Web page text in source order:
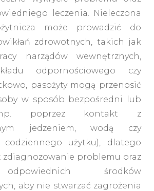
leczenia. Nieleczona
może prowadzić do
zdrowotnych, takich jak
narządów wewnętrznych,
odpornościowego czy
pasożyty mogą przenosić
w sposób bezpośredni lub
poprzez kontakt z
jedzeniem, wodą czy
codziennego użytku), dlatego
zdiagnozowanie problemu oraz
środków
aby nie stwarzać zagrożenia